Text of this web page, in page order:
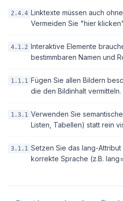
2.4.4 Linktexte müssen auch
Vermeiden Sie "hier
4.1.2 Interaktive Elemente
bestimmbaren Namen und
1.1.1 Fügen Sie allen Bildern
die den Bildinhalt vermitteln.
1.3.1 Verwenden Sie
Listen, Tabellen) statt rein
3.1.1 Setzen Sie das lang-Attribut
korrekte Sprache (z.B.